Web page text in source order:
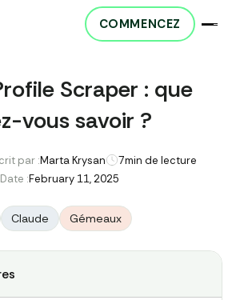
COMMENCEZ
Scraper : que
vous savoir ?
par :Marta Krysan 7min de lecture
Date :February 11, 2025
Claude Gémeaux